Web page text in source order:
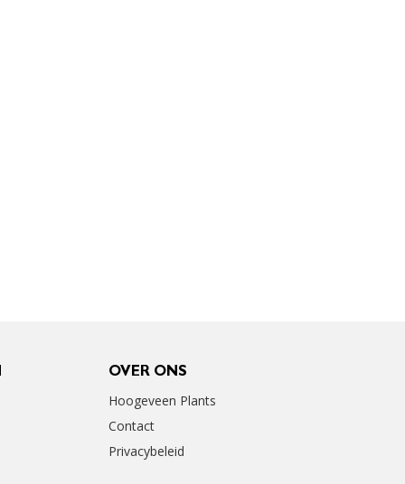
OVER ONS
Hoogeveen Plants
Contact
Privacybeleid